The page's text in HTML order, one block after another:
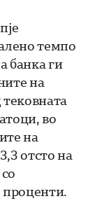
темпо
банка ги
на
тековната
во
на
отсто на
проценти.